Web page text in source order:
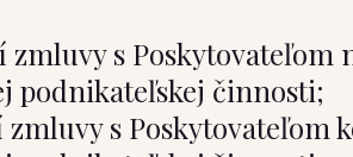
s Poskytovateľom
podnikateľskej činnosti;
s Poskytovateľom